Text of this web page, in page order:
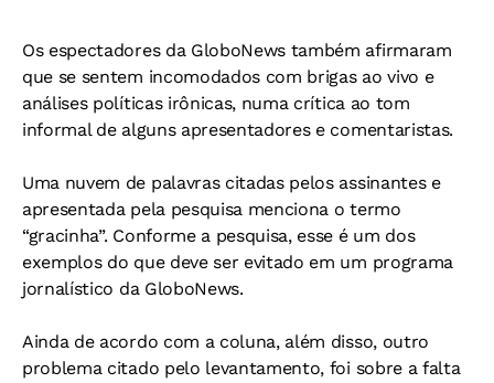
Os espectadores da GloboNews também afirmaram
que se sentem incomodados com brigas ao vivo e
análises políticas irônicas, numa crítica ao tom
informal de alguns apresentadores e comentaristas.
Uma nuvem de palavras citadas pelos assinantes e
apresentada pela pesquisa menciona o termo
“gracinha”. Conforme a pesquisa, esse é um dos
exemplos do que deve ser evitado em um programa
jornalístico da GloboNews.
Ainda de acordo com a coluna, além disso, outro
problema citado pelo levantamento, foi sobre a falta